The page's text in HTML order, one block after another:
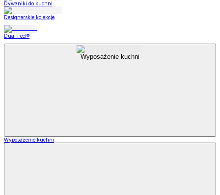
Dywaniki do kuchni
Designerskie kolekcje
Dual Feel®
Wyposażenie kuchni
Wyposażenie kuchni